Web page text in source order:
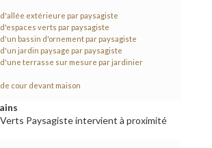
extérieure par paysagiste
verts par paysagiste
bassin d'ornement par paysagiste
jardin paysage par paysagiste
terrasse sur mesure par jardinier
cour devant maison
Paysagiste intervient à proximité